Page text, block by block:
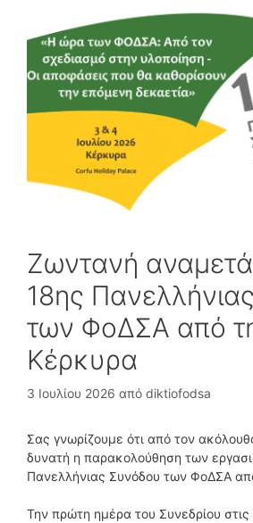
Ζωντανή
18ης
των ΦοΔΣΑ από
Κέρκυρα
3 Ιουλίου 2026 από diktiofodsa
Σας γνωρίζουμε ότι από τον
δυνατή η παρακολούθηση των
Πανελλήνιας Συνόδου των ΦοΔΣΑ
Την πρώτη ημέρα του Συνεδρίου